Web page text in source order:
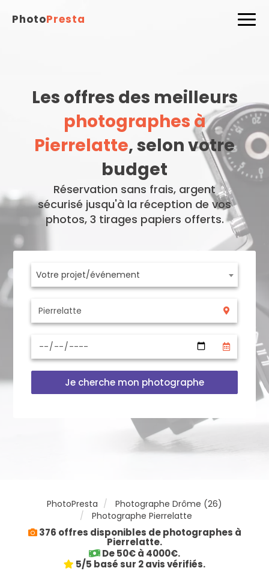
PhotoPresta
Les offres des meilleurs
photographes à
Pierrelatte, selon votre
budget
Réservation sans frais, argent
sécurisé jusqu'à la réception de vos
photos, 3 tirages papiers offerts.
Votre projet/événement
Je cherche mon photographe
PhotoPresta
Photographe Drôme (26)
Photographe Pierrelatte
376 offres disponibles de photographes à
Pierrelatte.
De 50€ à 4000€.
5/5 basé sur 2 avis vérifiés.